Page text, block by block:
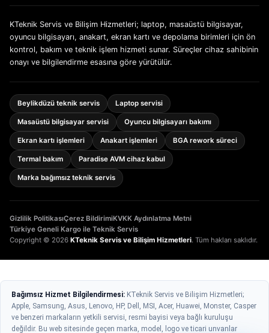
KTeknik Servis ve Bilişim Hizmetleri; laptop, masaüstü bilgisayar,
oyuncu bilgisayarı, anakart, ekran kartı ve depolama birimleri için ön
kontrol, bakım ve teknik işlem hizmeti sunar. Süreçler cihaz sahibinin
onayı ve bilgilendirme esasına göre yürütülür.
Beylikdüzü teknik servis Laptop servisi
Masaüstü bilgisayar servisi Oyuncu bilgisayarı bakımı
Ekran kartı işlemleri Anakart işlemleri BGA rework süreci
Termal bakım Paradise AVM cihaz kabul
Marka bağımsız teknik servis
Copyright © 2026 KTeknik Servis ve Bilişim Hizmetleri. Tüm hakları saklıdır.
Gizlilik PolitikasıÇerez BildirimiKVKK Aydınlatma Metni
Türkiye Geneli Kargo ile Teknik Servis
Bağımsız Hizmet Bilgilendirmesi: KTeknik Servis ve Bilişim Hizmetleri;
Apple, Samsung, Asus, Lenovo, HP, Dell, MSI, Acer, Huawei, Monster, Casper
ve benzeri markaların yetkili servisi, resmi bayisi veya bağlı kuruluşu
değildir. Bu web sitesinde geçen marka, model, logo ve ticari unvanlar